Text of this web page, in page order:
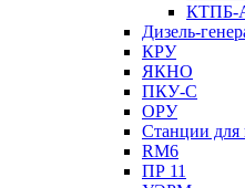
КТПБ-
Дизель-
КРУ
ЯКНО
ПКУ-С
ОРУ
Станции для
RM6
ПР 11